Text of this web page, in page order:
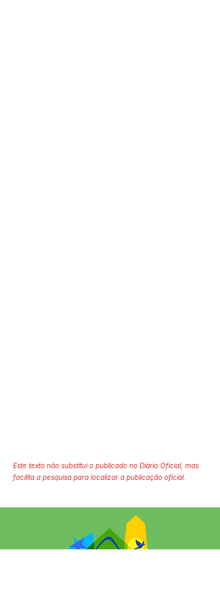
Este texto não substitui o publicado no Diário Oficial, mas
facilita a pesquisa para localizar a publicação oficial.